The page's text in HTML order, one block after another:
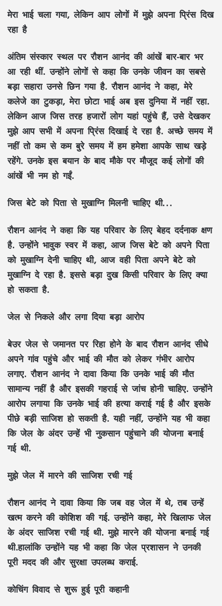
मेरा भाई चला गया, लेकिन आप लोगों में मुझे अपना प्रिंस दिख
रहा है
अंतिम संस्कार स्थल पर रौशन आनंद की आंखें बार-बार भर
आ रही थीं. उन्होंने लोगों से कहा कि उनके जीवन का सबसे
बड़ा सहारा उनसे छिन गया है. रौशन आनंद ने कहा, मेरे
कलेजे का टुकड़ा, मेरा छोटा भाई अब इस दुनिया में नहीं रहा.
लेकिन आज जिस तरह हजारों लोग यहां पहुंचे हैं, उसे देखकर
मुझे आप सभी में अपना प्रिंस दिखाई दे रहा है. अच्छे समय में
नहीं तो कम से कम बुरे समय में हम हमेशा आपके साथ खड़े
रहेंगे. उनके इस बयान के बाद मौके पर मौजूद कई लोगों की
आंखें भी नम हो गईं.
जिस बेटे को पिता से मुखाग्नि मिलनी चाहिए थी…
रौशन आनंद ने कहा कि यह परिवार के लिए बेहद दर्दनाक क्षण
है. उन्होंने भावुक स्वर में कहा, आज जिस बेटे को अपने पिता
को मुखाग्नि देनी चाहिए थी, आज वही पिता अपने बेटे को
मुखाग्नि दे रहा है. इससे बड़ा दुख किसी परिवार के लिए क्या
हो सकता है.
जेल से निकले और लगा दिया बड़ा आरोप
बेउर जेल से जमानत पर रिहा होने के बाद रौशन आनंद सीधे
अपने गांव पहुंचे और भाई की मौत को लेकर गंभीर आरोप
लगाए. रौशन आनंद ने दावा किया कि उनके भाई की मौत
सामान्य नहीं है और इसकी गहराई से जांच होनी चाहिए. उन्होंने
आरोप लगाया कि उनके भाई की हत्या कराई गई है और इसके
पीछे बड़ी साजिश हो सकती है. यही नहीं, उन्होंने यह भी कहा
कि जेल के अंदर उन्हें भी नुकसान पहुंचाने की योजना बनाई
गई थी.
मुझे जेल में मारने की साजिश रची गई
रौशन आनंद ने दावा किया कि जब वह जेल में थे, तब उन्हें
खत्म करने की कोशिश की गई. उन्होंने कहा, मेरे खिलाफ जेल
के अंदर साजिश रची गई थी. मुझे मारने की योजना बनाई गई
थी.हालांकि उन्होंने यह भी कहा कि जेल प्रशासन ने उनकी
पूरी मदद की और सुरक्षा उपलब्ध कराई.
कोचिंग विवाद से शुरू हुई पूरी कहानी